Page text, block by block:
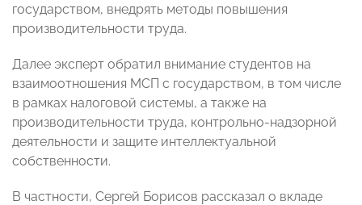
государством, внедрять методы повышения
производительности труда.
Далее эксперт обратил внимание студентов на
взаимоотношения МСП с государством, в том числе
в рамках налоговой системы, а также на
производительности труда, контрольно-надзорной
деятельности и защите интеллектуальной
собственности.
В частности, Сергей Борисов рассказал о вкладе